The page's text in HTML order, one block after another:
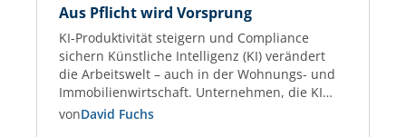
Aus Pflicht wird Vorsprung
KI-Produktivität steigern und Compliance
sichern Künstliche Intelligenz (KI) verändert
die Arbeitswelt – auch in der Wohnungs- und
Immobilienwirtschaft. Unternehmen, die KI
gezielt einsetzen, steigern die Effizienz bei
vonDavid Fuchs